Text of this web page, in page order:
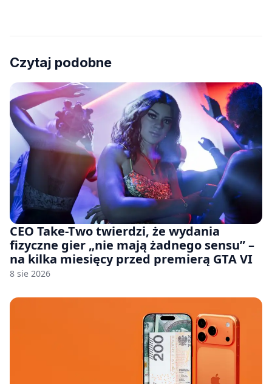
Czytaj podobne
CEO Take-Two twierdzi, że wydania
fizyczne gier „nie mają żadnego sensu” –
na kilka miesięcy przed premierą GTA VI
8 sie 2026